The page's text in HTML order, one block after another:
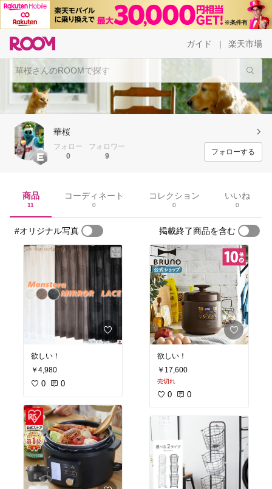
ガイド 楽天市場
華桜
フォロー
0
フォロワー
9
フォローする
商品
11
コーディネート
0
コレクション
0
いいね
0
#オリジナル写真 掲載終了商品を含む
欲しい！
￥4,980
0 0
欲しい！
￥17,600
売切れ
0 0